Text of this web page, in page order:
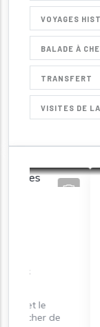
VOYAGES
BALADE À
TRANSFERT
VISITES DE
Nos
(3-4h)